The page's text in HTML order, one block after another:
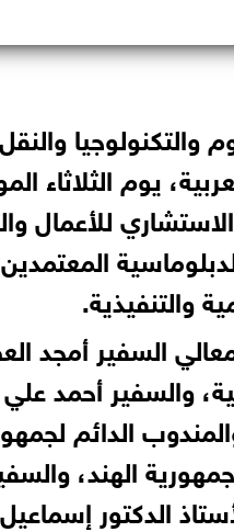
والتكنولوجيا
للأعمال
والتنفيذية.
السفير أمجد
والسفير أحمد
الدائم
الهند،
الدكتور